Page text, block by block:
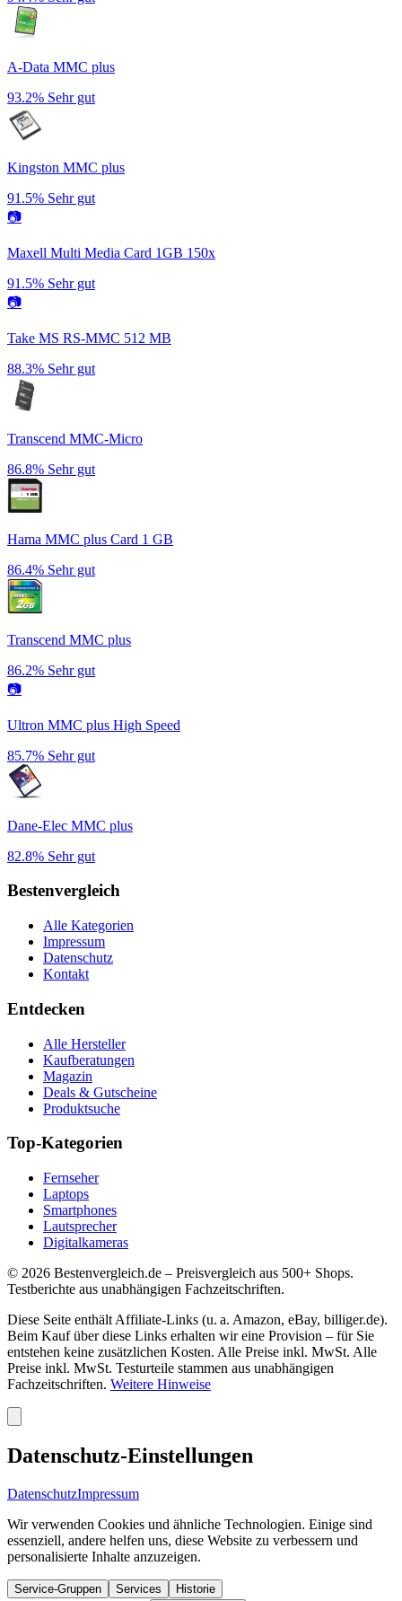
A-Data MMC plus
93.2% Sehr gut
Kingston MMC plus
91.5% Sehr gut
📷
Maxell Multi Media Card 1GB 150x
91.5% Sehr gut
📷
Take MS RS-MMC 512 MB
88.3% Sehr gut
Transcend MMC-Micro
86.8% Sehr gut
Hama MMC plus Card 1 GB
86.4% Sehr gut
Transcend MMC plus
86.2% Sehr gut
📷
Ultron MMC plus High Speed
85.7% Sehr gut
Dane-Elec MMC plus
82.8% Sehr gut
Bestenvergleich
Alle Kategorien
Impressum
Datenschutz
Kontakt
Entdecken
Alle Hersteller
Kaufberatungen
Magazin
Deals & Gutscheine
Produktsuche
Top-Kategorien
Fernseher
Laptops
Smartphones
Lautsprecher
Digitalkameras
© 2026 Bestenvergleich.de – Preisvergleich aus 500+ Shops.
Testberichte aus unabhängigen Fachzeitschriften.
Diese Seite enthält Affiliate-Links (u. a. Amazon, eBay, billiger.de).
Beim Kauf über diese Links erhalten wir eine Provision – für Sie
entstehen keine zusätzlichen Kosten. Alle Preise inkl. MwSt. Alle
Preise inkl. MwSt. Testurteile stammen aus unabhängigen
Fachzeitschriften. Weitere Hinweise
Datenschutz-Einstellungen
DatenschutzImpressum
Wir verwenden Cookies und ähnliche Technologien. Einige sind
essenziell, andere helfen uns, diese Website zu verbessern und
personalisierte Inhalte anzuzeigen.
Service-Gruppen Services Historie